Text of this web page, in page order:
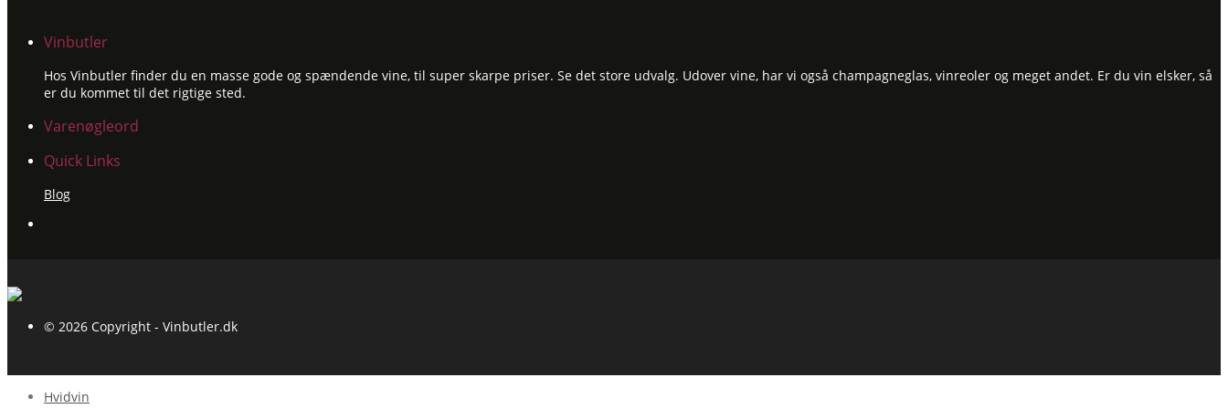
Vinbutler
Hos Vinbutler finder du en masse gode og spændende vine, til super skarpe priser. Se det store udvalg. Udover vine, har vi også champagneglas, vinreoler og meget andet. Er du vin elsker, så
er du kommet til det rigtige sted.
Varenøgleord
Quick Links
Blog
© 2026 Copyright - Vinbutler.dk
Hvidvin